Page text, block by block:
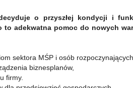
o przyszłej kondycji i
to adekwatna pomoc do nowych
sektora MŚP i osób
biznesplanów,
firmy.